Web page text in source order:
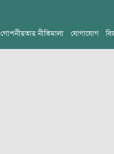
গোপনীয়তার নীতিমালা যোগাযোগ